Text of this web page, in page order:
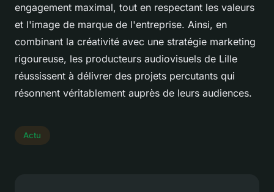
engagement maximal, tout en respectant les valeurs
et l'image de marque de l'entreprise. Ainsi, en
combinant la créativité avec une stratégie marketing
rigoureuse, les producteurs audiovisuels de Lille
réussissent à délivrer des projets percutants qui
résonnent véritablement auprès de leurs audiences.
Actu